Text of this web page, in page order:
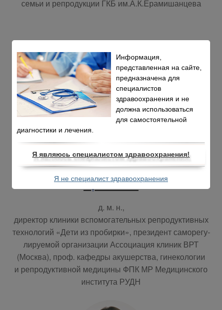
семьи и репродукции ГКБ им.А.К.Ерамишанцева
Вар­та­нян
Эм­ма
Врамовна
д. м. н.,
ди­рек­тор кли­ни­ки вспо­мо­га­тель­ных ре­про­дук­тив­ных
тех­но­ло­гий «Де­ти из про­бир­ки», пре­зи­дент са­мо­ре­гу­
ли­ру­е­мой ор­га­ни­за­ции Ас­со­ци­а­ция кли­ник ВРТ
(Москва), проф. ка­фед­ры аку­шер­ства, ги­не­ко­ло­гии
и ре­про­дук­тив­ной ме­ди­ци­ны ФПК МР Ме­ди­цин­ско­го
ин­сти­ту­та РУДН
Информация,
представленная на сайте,
предназначена для
специалистов
здравоохранения и не
должна использоваться
для самостоятельной
диагностики и лечения.
Я являюсь специалистом здравоохранения!
Я не специалист здравоохранения